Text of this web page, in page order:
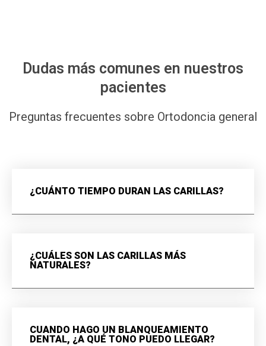
Dudas más comunes en nuestros
pacientes
Preguntas frecuentes sobre Ortodoncia general
¿CUÁNTO TIEMPO DURAN LAS CARILLAS?
¿CUÁLES SON LAS CARILLAS MÁS
NATURALES?
CUANDO HAGO UN BLANQUEAMIENTO
DENTAL, ¿A QUÉ TONO PUEDO LLEGAR?